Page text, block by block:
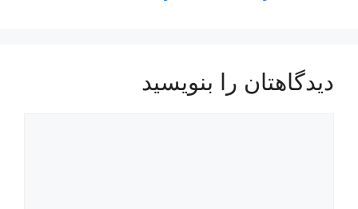
دیدگاهتان را بنویسید